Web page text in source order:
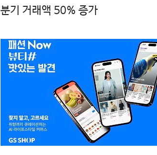
분기 거래액 50% 증가